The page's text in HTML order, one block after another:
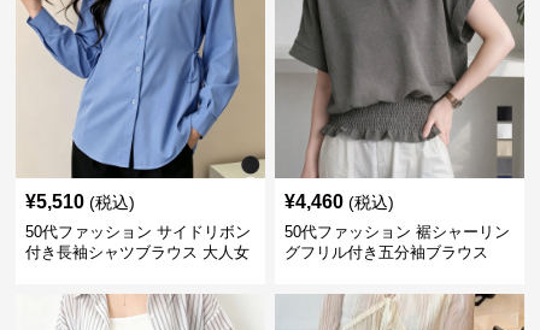
¥5,510 (税込)
50代ファッション サイドリボン
付き長袖シャツブラウス 大人女
¥4,460 (税込)
50代ファッション 裾シャーリン
グフリル付き五分袖ブラウス